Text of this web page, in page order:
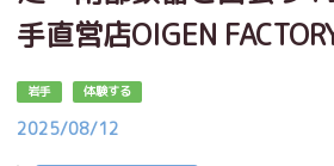
手直営店OIGEN
岩手 体験する
2025/08/12